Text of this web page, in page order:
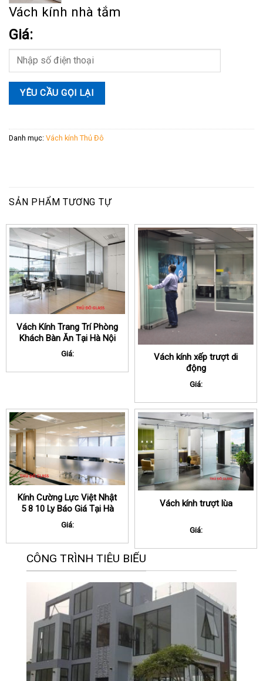
Vách kính nhà tắm
Giá:
Danh mục: Vách kính Thủ Đô
SẢN PHẨM TƯƠNG TỰ
Vách Kính Trang Trí Phòng
Khách Bàn Ăn Tại Hà Nội
Giá:
Vách kính xếp trượt di
động
Giá:
Kính Cường Lực Việt Nhật
5 8 10 Ly Báo Giá Tại Hà
Nội
Giá:
Vách kính trượt lùa
Giá:
CÔNG TRÌNH TIÊU BIỂU